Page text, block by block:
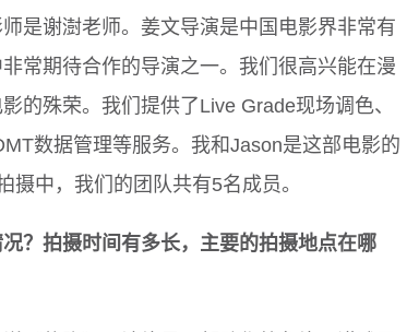
是谢澍老师。姜文导演是中国电影界非常有
常期待合作的导演之一。我们很高兴能在漫
的殊荣。我们提供了Live Grade现场调色、
数据管理等服务。我和Jason是这部电影的
摄中，我们的团队共有5名成员。
？拍摄时间有多长，主要的拍摄地点在哪